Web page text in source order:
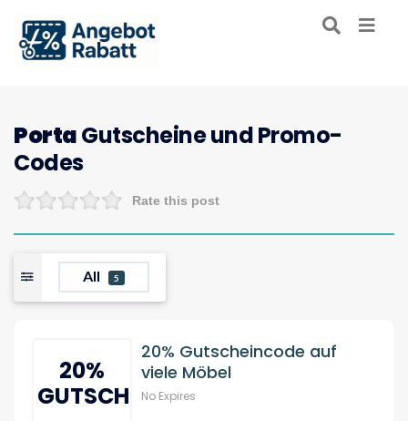
PortaGutscheine und Promo-
Codes
Rate this post
All 5
20%
GUTSCHEIN
20% Gutscheincode auf
viele Möbel
No Expires